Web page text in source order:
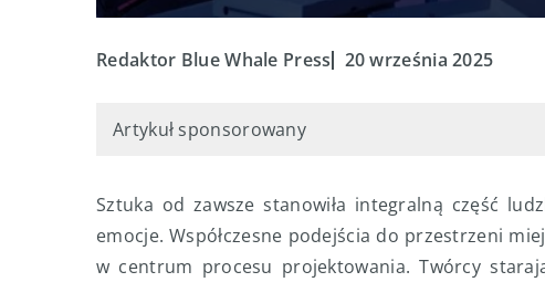
Redaktor Blue Whale Press 20 września 2025
Artykuł sponsorowany
Sztuka od zawsze stanowiła integralną część
emocje. Współczesne podejścia do przestrzeni
w centrum procesu projektowania. Twórcy